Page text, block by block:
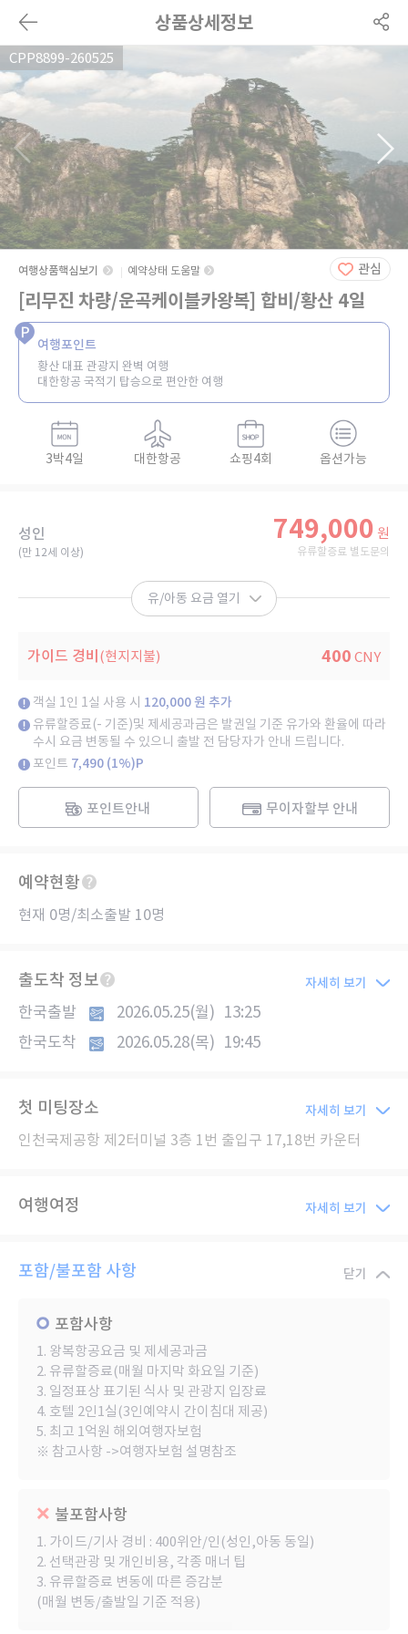
상품상세정보
CPP8899-260525
여행상품핵심보기 예약상태 도움말
[리무진 차량/운곡케이블카왕복] 합비/황산 4일
여행포인트
황산 대표 관광지 완벽 여행
대한항공 국적기 탑승으로 편안한 여행
3박4일 대한항공 쇼핑4회 옵션가능
관심
성인
(만 12세 이상)​
749,000 원
유류할증료 별도문의
유/아동 요금 열기
가이드 경비 (현지지불) 400 CNY
객실 1인 1실 사용 시 120,000 원 추가
유류할증료(- 기준)및 제세공과금은 발권일 기준 유가와 환율에 따라
수시 요금 변동될 수 있으니 출발 전 담당자가 안내 드립니다.
포인트 7,490 (1%)P
포인트안내 무이자할부 안내
예약현황
현재 0명/최소출발 10명
출도착 정보 자세히 보기
한국출발 2026.05.25(월) 13:25
한국도착
2026.05.28(목) 19:45
첫 미팅장소 자세히 보기
인천국제공항 제2터미널 3층 1번 출입구 17,18번 카운터
여행여정 자세히 보기
포함/불포함 사항 닫기
포함사항
1. 왕복항공요금 및 제세공과금
2. 유류할증료(매월 마지막 화요일 기준)
3. 일정표상 표기된 식사 및 관광지 입장료
4. 호텔 2인1실(3인예약시 간이침대 제공)
5. 최고 1억원 해외여행자보험
※ 참고사항 ->여행자보험 설명참조
불포함사항
1. 가이드/기사 경비 : 400위안/인(성인,아동 동일)
2. 선택관광 및 개인비용, 각종 매너 팁
3. 유류할증료 변동에 따른 증감분
(매월 변동/출발일 기준 적용)